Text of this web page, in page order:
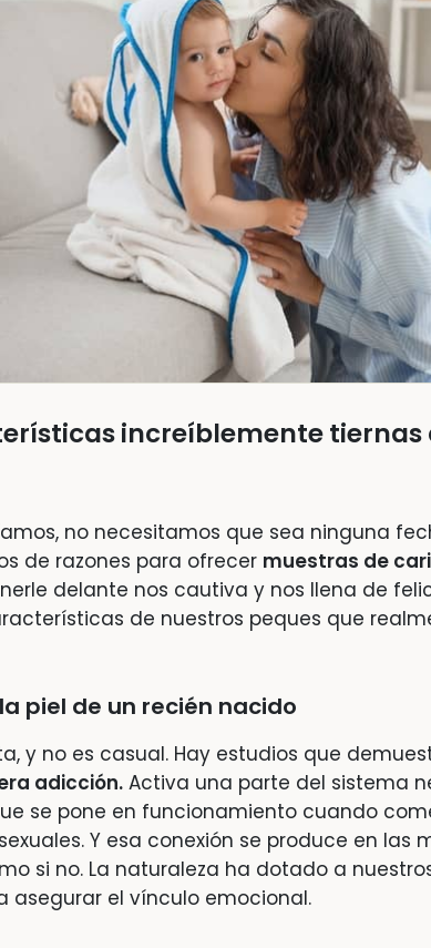
increíblemente tiernas
no necesitamos que sea ninguna
de razones para ofrecer muestras de
delante nos cautiva y nos llena de
de nuestros peques que
piel de un recién nacido
y no es casual. Hay estudios que
adicción. Activa una parte del sistema
se pone en funcionamiento cuando
Y esa conexión se produce en las
si no. La naturaleza ha dotado a
asegurar el vínculo emocional.